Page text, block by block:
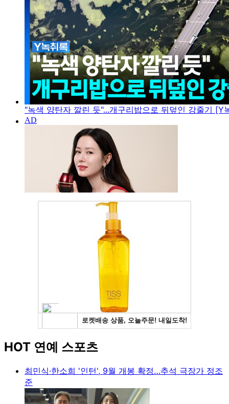
"녹색 양탄자 깔린 듯"...개구리밥으로 뒤덮인 강줄기 [Y
HOT 연예 스포츠
최민식·한소희 '인턴', 9월 개봉 확정…추석 극장가 정조
준